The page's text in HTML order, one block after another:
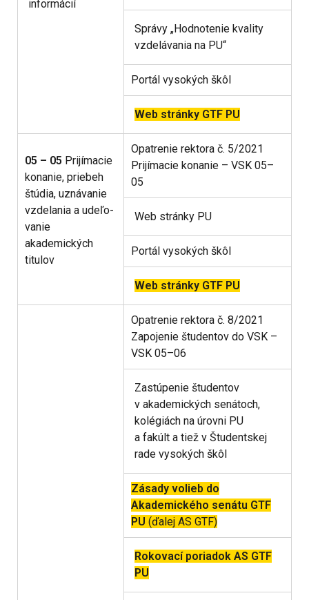
informácií
Správy „Hodnotenie kvality
vzdelávania na PU“
Portál vysokých škôl
Web stránky GTF PU
05 – 05 Prijímacie
konanie, priebeh
štúdia, uznávanie
vzdelania a udeľo-
vanie
akademických
titulov
Opatrenie rektora č. 5/2021
Prijímacie konanie – VSK 05–
05
Web stránky PU
Portál vysokých škôl
Web stránky GTF PU
Opatrenie rektora č. 8/2021
Zapojenie študentov do VSK –
VSK 05–06
Zastúpenie študentov
v akademických senátoch,
kolégiách na úrovni PU
a fakúlt a tiež v Študentskej
rade vysokých škôl
Zásady volieb do
Akademického senátu GTF
PU (ďalej AS GTF)
Rokovací poriadok AS GTF
PU